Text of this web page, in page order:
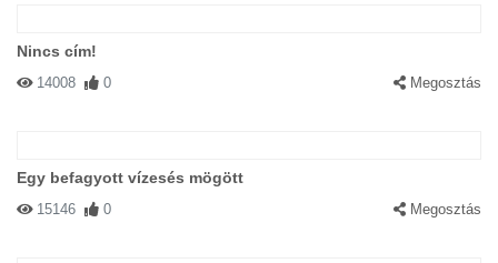
Nincs cím!
14008 0 Megosztás
Egy befagyott vízesés mögött
15146 0 Megosztás